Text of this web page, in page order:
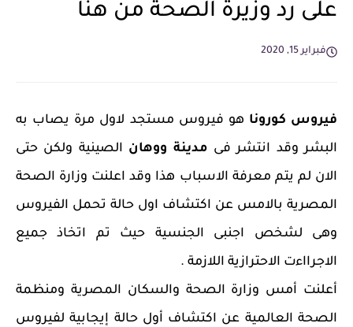
على رد وزيرة الصحة من هنا
فبراير 15, 2020
فيروس كورونا هو فيروس مستجد لاول مرة يصاب به
البشر وقد انتشر فى مدينة ووهان الصينية ولكن حتى
الان لم يتم معرفة الاسباب هذا وقد اعلنت وزارة الصحة
المصرية بالامس عن اكتشاف اول حالة تحمل الفيروس
وهى لشخص اجنبى الجنسية حيث تم اتخاذ جميع
الاجرااءت الاحترازية اللازمة .
أعلنت أمس وزارة الصحة والسكان المصرية ومنظمة
الصحة العالمية عن اكتشاف أول حالة إيجابية لفيروس